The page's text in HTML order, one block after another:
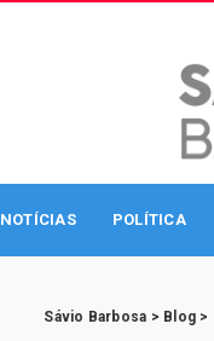
NOTÍCIAS POLÍTICA
Sávio Barbosa > Blog >